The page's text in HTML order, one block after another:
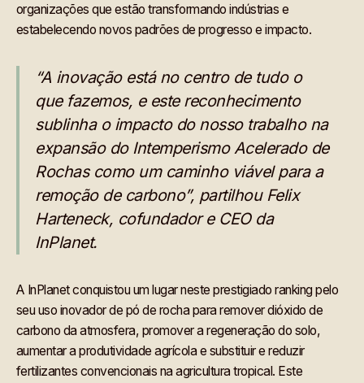
organizações que estão transformando indústrias e
estabelecendo novos padrões de progresso e impacto.
“A inovação está no centro de tudo o
que fazemos, e este reconhecimento
sublinha o impacto do nosso trabalho na
expansão do Intemperismo Acelerado de
Rochas como um caminho viável para a
remoção de carbono”, partilhou Felix
Harteneck, cofundador e CEO da
InPlanet.
A InPlanet conquistou um lugar neste prestigiado ranking pelo
seu uso inovador de pó de rocha para remover dióxido de
carbono da atmosfera, promover a regeneração do solo,
aumentar a produtividade agrícola e substituir e reduzir
fertilizantes convencionais na agricultura tropical. Este